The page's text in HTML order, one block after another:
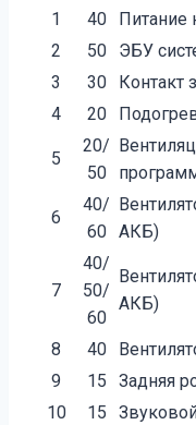
1
40
Питание
2
50
ЭБУ
3
30
Контакт
4
20
5
20/
50
6
40/
60
АКБ)
7
40/
50/
60
АКБ)
8 40
9
15
Задняя
10
15